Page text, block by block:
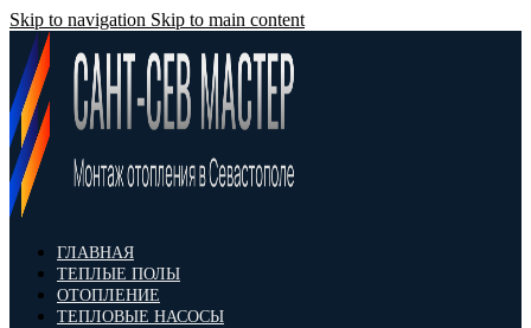
Skip to navigation Skip to main content
ГЛАВНАЯ
ТЕПЛЫЕ ПОЛЫ
ОТОПЛЕНИЕ
ТЕПЛОВЫЕ НАСОСЫ